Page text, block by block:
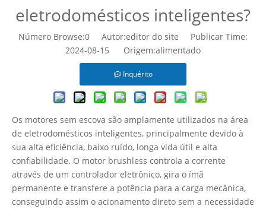
eletrodomésticos inteligentes?
Número Browse:0 Autor:editor do site Publicar Time:
2024-08-15 Origem:alimentado
Inquérito
Os motores sem escova são amplamente utilizados na área
de eletrodomésticos inteligentes, principalmente devido à
sua alta eficiência, baixo ruído, longa vida útil e alta
confiabilidade. O motor brushless controla a corrente
através de um controlador eletrônico, gira o ímã
permanente e transfere a potência para a carga mecânica,
conseguindo assim o acionamento direto sem a necessidade